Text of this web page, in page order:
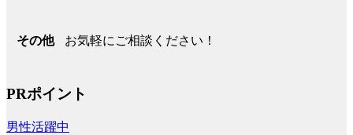
その他 お気軽にご相談ください！
PRポイント
男性活躍中